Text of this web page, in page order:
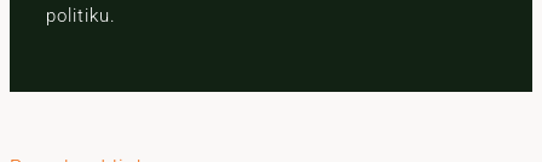
politiku.